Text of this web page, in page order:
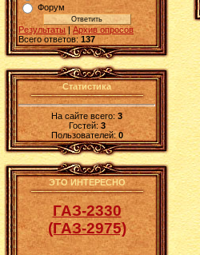
Форум
Результаты|Архив опросов
Всего ответов: 137
Статистика
На сайте всего:3
Гостей:3
Пользователей: 0
ЭТО ИНТЕРЕСНО
ГАЗ-2330
(ГАЗ-2975)